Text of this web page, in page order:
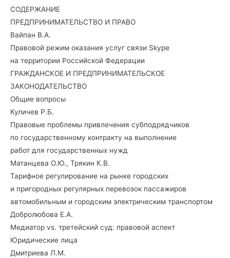
СОДЕРЖАНИЕ
ПРЕДПРИНИМАТЕЛЬСТВО И ПРАВО
Вайпан В.А.
Правовой режим оказания услуг связи Skype
на территории Российской Федерации
ГРАЖДАНСКОЕ И ПРЕДПРИНИМАТЕЛЬСКОЕ
ЗАКОНОДАТЕЛЬСТВО
Общие вопросы
Куличев Р.Б.
Правовые проблемы привлечения субподрядчиков
по государственному контракту на выполнение
работ для государственных нужд
Матанцева О.Ю., Трякин К.В.
Тарифное регулирование на рынке городских
и пригородных регулярных перевозок пассажиров
автомобильным и городским электрическим транспортом
Добролюбова Е.А.
Медиатор vs. третейский суд: правовой аспект
Юридические лица
Дмитриева Л.М.